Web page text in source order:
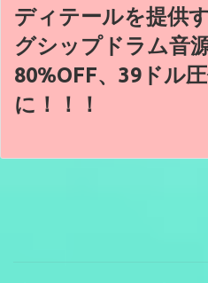
ディテールを提供
グシップドラム音
80%OFF、39ドル
に！！！